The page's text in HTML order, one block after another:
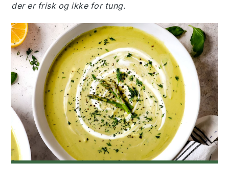
der er frisk og ikke for tung.